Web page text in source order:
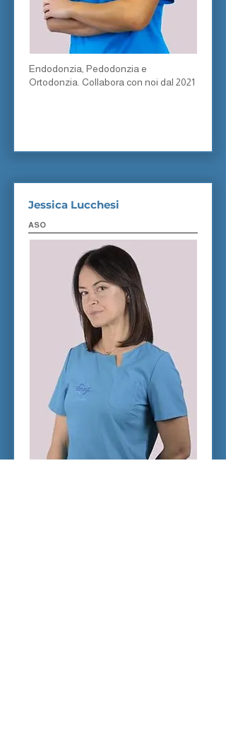
Endodonzia, Pedodonzia e
Ortodonzia. Collabora con noi dal 2021
Jessica Lucchesi
ASO